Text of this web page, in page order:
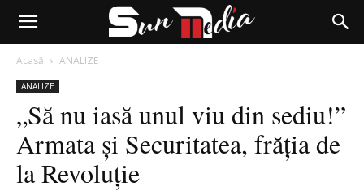
Acasă ANALIZE
ANALIZE
„Să nu iasă unul viu din sediu!”
Armata și Securitatea, frăția de
la Revoluție